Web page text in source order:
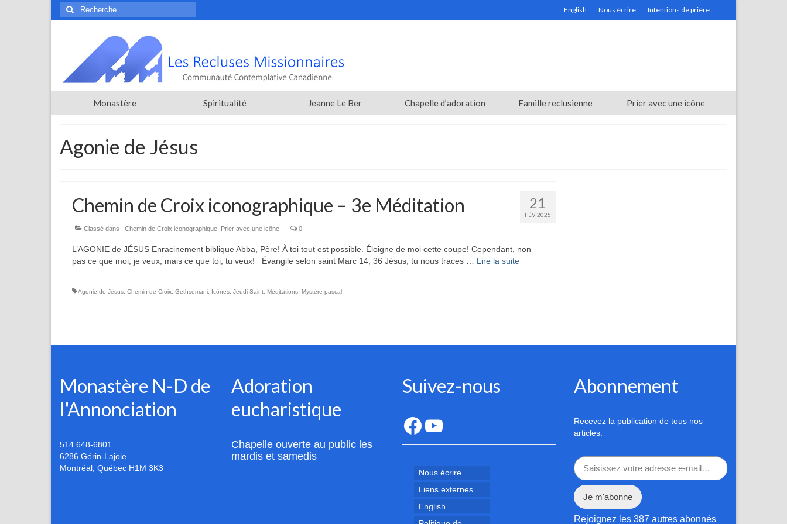
English Nous écrire Intentions de prière
Rechercher
:
Monastère Spiritualité Jeanne Le Ber Chapelle d’adoration Famille reclusienne Prier avec une icône
Agonie de Jésus
21
FÉV 2025
Chemin de Croix iconographique – 3e Méditation
Classé dans : Chemin de Croix iconographique Prier avec une icône | 0
L’AGONIE de JÉSUS Enracinement biblique Abba, Père! À toi tout est possible. Éloigne de moi cette coupe! Cependant, non
pas ce que moi, je veux, mais ce que toi, tu veux! Évangile selon saint Marc 14, 36 Jésus, tu nous traces … Lire la suite­­
Agonie de Jésus Chemin de Croix Gethsémani Icônes Jeudi Saint Méditations Mystère pascal
Monastère N-D de
l'Annonciation
514 648-6801
6286 Gérin-Lajoie
Montréal Québec H1M 3K3
Adoration
eucharistique
Chapelle ouverte au public les
mardis et samedis
Suivez-nous
Facebook
YouTube
Nous écrire
Liens externes
English
Abonnement
Recevez la publication de tous nos
articles.
Saisissez votre adresse e-mail…
Je m'abonne
Rejoignez les 387 autres abonnés